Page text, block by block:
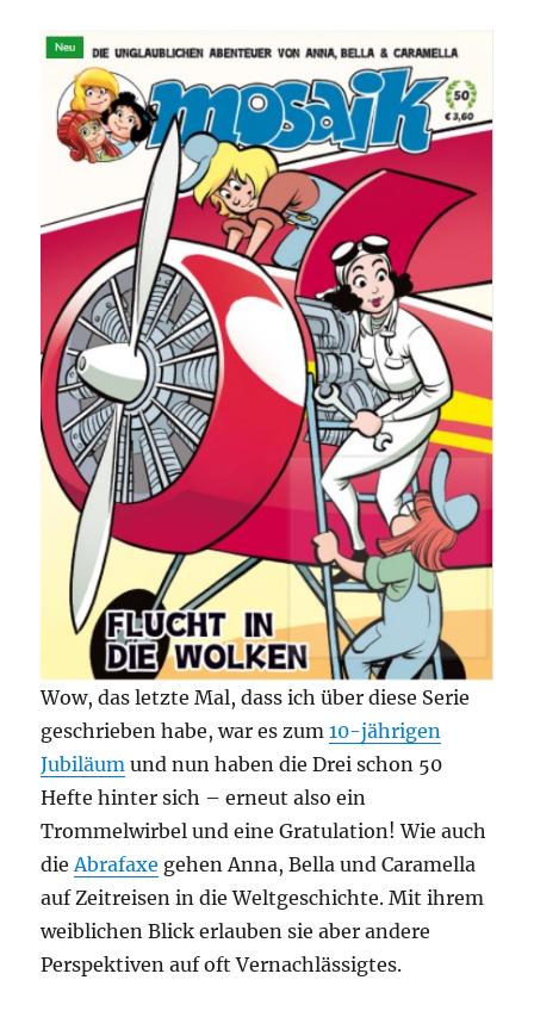
Wow, das letzte Mal, dass ich über diese Serie
geschrieben habe, war es zum10-jährigen
Jubiläum und nun haben die Drei schon 50
Hefte hinter sich – erneut also ein
Trommelwirbel und eine Gratulation! Wie auch
die Abrafaxe gehen Anna, Bella und Caramella
auf Zeitreisen in die Weltgeschichte. Mit ihrem
weiblichen Blick erlauben sie aber andere
Perspektiven auf oft Vernachlässigtes.